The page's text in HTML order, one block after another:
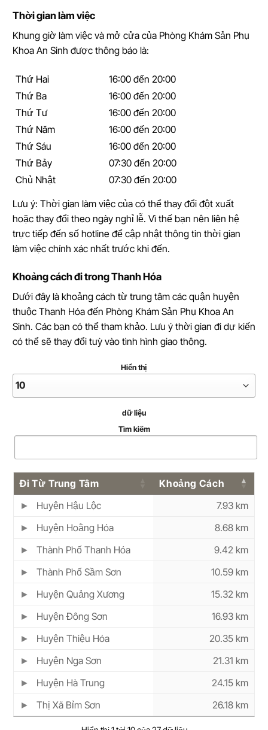
Thời gian làm việc
Khung giờ làm việc và mở cửa của Phòng Khám Sản Phụ
Khoa An Sinh được thông báo là:
Thứ Hai
16:00 đến 20:00
Thứ Ba
16:00 đến 20:00
Thứ Tư
16:00 đến 20:00
Thứ Năm
16:00 đến 20:00
Thứ Sáu
16:00 đến 20:00
Thứ Bảy
07:30 đến 20:00
Chủ Nhật
07:30 đến 20:00
Lưu ý: Thời gian làm việc của có thể thay đổi đột xuất
hoặc thay đổi theo ngày nghỉ lễ. Vì thế bạn nên liên hệ
trực tiếp đến số hotline để cập nhật thông tin thời gian
làm việc chính xác nhất trước khi đến.
Khoảng cách đi trong Thanh Hóa
Dưới đây là khoảng cách từ trung tâm các quận huyện
thuộc Thanh Hóa đến Phòng Khám Sản Phụ Khoa An
Sinh. Các bạn có thể tham khảo. Lưu ý thời gian đi dự kiến
có thể sẽ thay đổi tuỳ vào tình hình giao thông.
Hiển thị
dữ liệu
Tìm kiếm
Đi Từ Trung Tâm
Khoảng Cách
Huyện Hậu Lộc
7.93 km
Huyện Hoằng Hóa
8.68 km
Thành Phố Thanh Hóa
9.42 km
Thành Phố Sầm Sơn
10.59 km
Huyện Quảng Xương
15.32 km
Huyện Đông Sơn
16.93 km
Huyện Thiệu Hóa
20.35 km
Huyện Nga Sơn
21.31 km
Huyện Hà Trung
24.15 km
Thị Xã Bỉm Sơn
26.18 km